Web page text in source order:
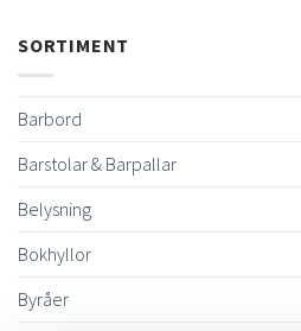
SORTIMENT
Barbord
Barstolar & Barpallar
Belysning
Bokhyllor
Byråer